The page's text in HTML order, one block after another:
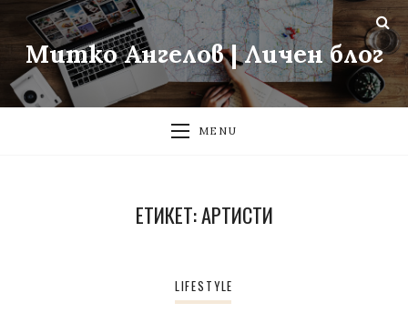
Митко Ангелов | Личен блог
MENU
ЕТИКЕТ:АРТИСТИ
LIFESTYLE